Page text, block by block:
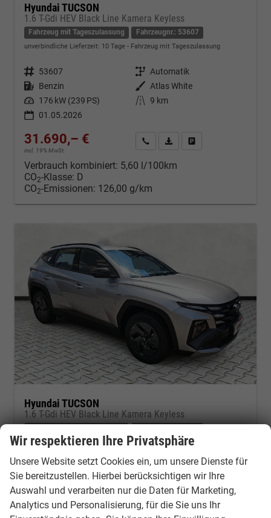
Hyundai TUCSON
1.6 T-Gdi HEV Black Line Kamera Keyless
Fahrzeug mit Tageszulassung Fahrzeugnr.: 53607
unverbindliche Lieferzeit: 10 Tage Fahrzeug mit Tageszulassung
Fahrzeugnr. 53607 Getriebe Automatik
Kraftstoff Benzin Außenfarbe Atlas White
Leistung 176 kW (239 PS) Kilometerstand 9 km
01.05.2026
31.690,– €
incl. 19% MwSt.
Kontakt & Angebot anfordern
PDF-Datei, Fahrzeugexposé
Verbrauch kombiniert: 5,60 l/100km
CO2-Klasse: D
CO2-Emissionen: 126,00 g/km
Hyundai TUCSON
1.6 T-Gdi HEV Black Line Kamera Keyless
unverbindliche Lieferzeit: 10 Tage Fahrzeug mit Tageszulassung
Fahrzeugnr. 53608 Getriebe Automatik
Kraftstoff Benzin Außenfarbe
Leistung 176 kW (239 PS) Kilometerstand 9 km
01.05.2026
Wir respektieren Ihre Privatsphäre
Unsere Website setzt Cookies ein, um unsere Dienste für
Sie bereitzustellen. Hierbei berücksichtigen wir Ihre
Auswahl und verarbeiten nur die Daten für Marketing,
Analytics und Personalisierung, für die Sie uns Ihr